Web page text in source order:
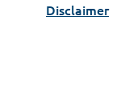
Disclaimer